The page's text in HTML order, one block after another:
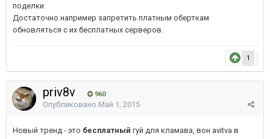
поделки.
Достаточно например запретить платным оберткам
обновляться с их бесплатных серверов.
1
priv8v 960
Опубликовано Май 1, 2015
Новый тренд - это бесплатный гуй для кламава, вон avitva в